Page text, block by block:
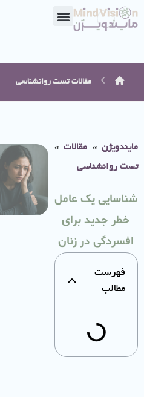
مقالات تست روانشناسی
مایندویژن» مقالات»
تست روانشناسی
شناسایی یک عامل
خطر جدید برای
افسردگی در زنان
فهرست
مطالب